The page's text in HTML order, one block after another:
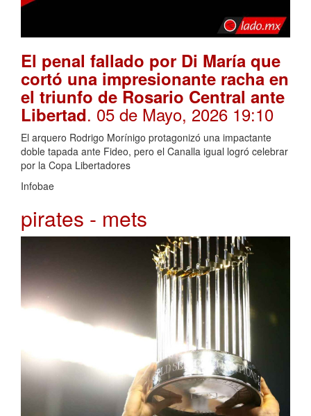
El penal fallado por Di María que
cortó una impresionante racha en
el triunfo de Rosario Central ante
Libertad. 05 de Mayo, 2026 19:10
El arquero Rodrigo Morínigo protagonizó una impactante
doble tapada ante Fideo, pero el Canalla igual logró celebrar
por la Copa Libertadores
Infobae
pirates - mets